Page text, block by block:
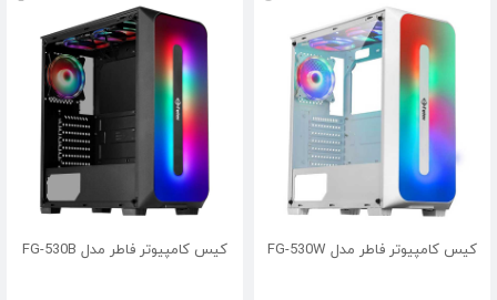
کیس کامپیوتر فاطر مدل FG-530W کیس کامپیوتر فاطر مدل FG-530B